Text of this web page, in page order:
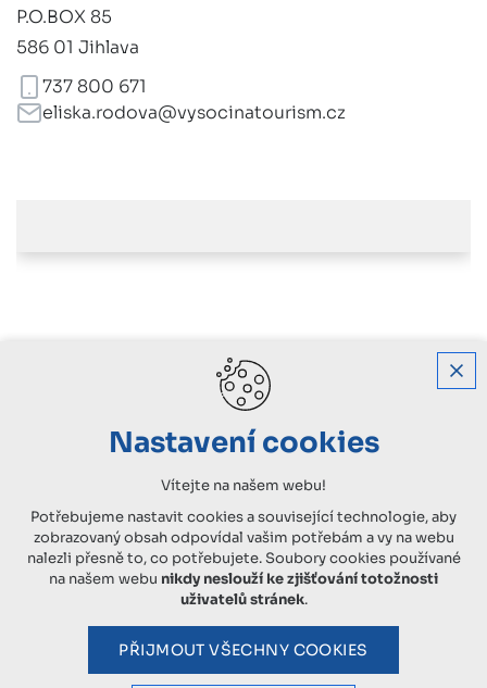
737 800 671
eliska.rodova@vysocinatourism.cz
P.O.BOX 85
586 01 Jihlava
Nastavení cookies
Vítejte na našem webu!
Potřebujeme nastavit cookies a související technologie, aby
zobrazovaný obsah odpovídal vašim potřebám a vy na webu
nalezli přesně to, co potřebujete. Soubory cookies používané
na našem webu nikdy neslouží ke zjišťování totožnosti
uživatelů stránek.
PŘIJMOUT VŠECHNY COOKIES